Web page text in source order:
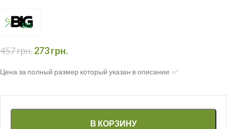
457грн.273грн.
Цена за полный размер который указан в описании ✅
В КОРЗИНУ